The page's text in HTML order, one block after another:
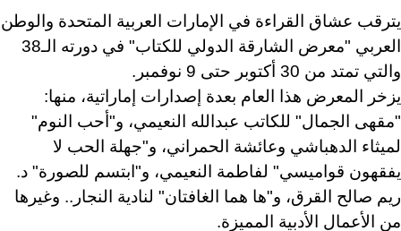
يترقب عشاق القراءة في الإمارات العربية المتحدة والوطن
العربي "معرض الشارقة الدولي للكتاب" في دورته الـ38
والتي تمتد من 30 أكتوبر حتى 9 نوفمبر.
يزخر المعرض هذا العام بعدة إصدارات إماراتية، منها:
"مقهى الجمال" للكاتب عبدالله النعيمي، و"أحب النوم"
لميثاء الدهباشي وعائشة الحمراني، و"جهلة الحب لا
يفقهون قواميسي" لفاطمة النعيمي، و"ابتسم للصورة" د.
ريم صالح القرق، و"ها هما الغافتان" لنادية النجار.. وغيرها
من الأعمال الأدبية المميزة.